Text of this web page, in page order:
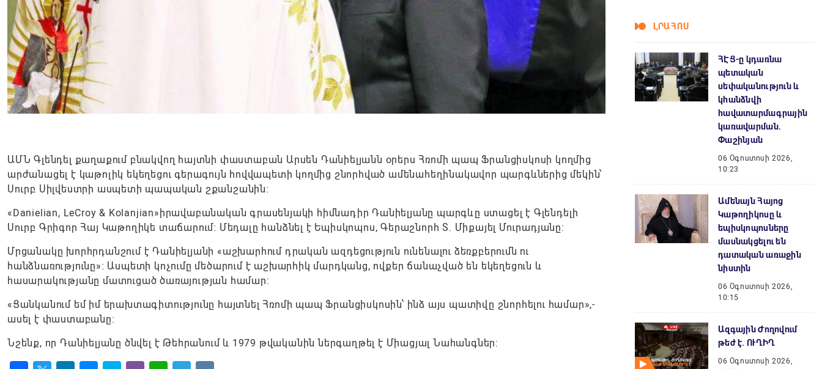
ԱՄՆ Գլենդել քաղաքում բնակվող հայտնի փաստաբան Արսեն Դանիելյանն օրերս Հռոմի պապ Ֆրանցիսկոսի կողմից
արժանացել է կաթոլիկ եկեղեցու գերագույն հովվապետի կողմից շնորհված ամենահեղինակավոր պարգևներից մեկին՝
Սուրբ Սիլվեստրի ասպետի պապական շքանշանին:
«Danielian, LeCroy & Kolanjian»իրավաբանական գրասենյակի հիմնադիր Դանիելյանը պարգևը ստացել է Գլենդելի
Սուրբ Գրիգոր Հայ Կաթողիկե տաճարում։ Մեդալը հանձնել է Եպիսկոպոս, Գերաշնորհ Տ. Միքայել Մուրադյանը։
Մրցանակը խորհրդանշում է Դանիելյանի «աշխարհում դրական ազդեցություն ունենալու ձեռքբերումն ու
հանձնառությունը»։ Ասպետի կոչումը մեծարում է աշխարհիկ մարդկանց, ովքեր ճանաչված են եկեղեցուն և
հասարակությանը մատուցած ծառայության համար:
«Ցանկանում եմ իմ երախտագիտությունը հայտնել Հռոմի պապ Ֆրանցիսկոսին՝ ինձ այս պատիվը շնորհելու համար»,-
ասել է փաստաբանը։
Նշենք, որ Դանիելյանը ծնվել է Թեհրանում և 1979 թվականին ներգաղթել է Միացյալ Նահանգներ:
ԼՐԱՀՈՍ
ՀԷՑ-ը կդառնա
պետական
սեփականություն և
կհանձնվի
հավատարմագրային
կառավարման.
Փաշինյան
06 Օգոստոսի 2026,
10:23
Ամենայն Հայոց
Կաթողիկոսը և
եպիսկոպոսները
մասնակցելու են
դատական առաջին
նիստին
06 Օգոստոսի 2026,
10:15
Ազգային Ժողովում
թեժ է. ՈՒՂԻՂ
06 Օգոստոսի 2026,